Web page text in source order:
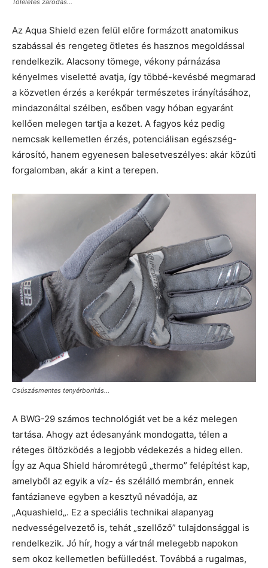
Tőléletes záródás…
Az Aqua Shield ezen felül előre formázott anatomikus
szabással és rengeteg ötletes és hasznos megoldással
rendelkezik. Alacsony tömege, vékony párnázása
kényelmes viseletté avatja, így többé-kevésbé megmarad
a közvetlen érzés a kerékpár természetes irányításához,
mindazonáltal szélben, esőben vagy hóban egyaránt
kellően melegen tartja a kezet. A fagyos kéz pedig
nemcsak kellemetlen érzés, potenciálisan egészség-
károsító, hanem egyenesen balesetveszélyes: akár közúti
forgalomban, akár a kint a terepen.
Csúszásmentes tenyérborítás…
A BWG-29 számos technológiát vet be a kéz melegen
tartása. Ahogy azt édesanyánk mondogatta, télen a
réteges öltözködés a legjobb védekezés a hideg ellen.
Így az Aqua Shield háromrétegű „thermo” felépítést kap,
amelyből az egyik a víz- és szélálló membrán, ennek
fantázianeve egyben a kesztyű névadója, az
„Aquashield„. Ez a speciális technikai alapanyag
nedvességelvezető is, tehát „szellőző” tulajdonsággal is
rendelkezik. Jó hír, hogy a vártnál melegebb napokon
sem okoz kellemetlen befülledést. Továbbá a rugalmas,